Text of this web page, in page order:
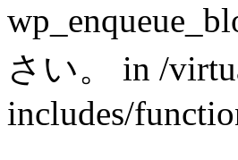
さい。 in /
includes/